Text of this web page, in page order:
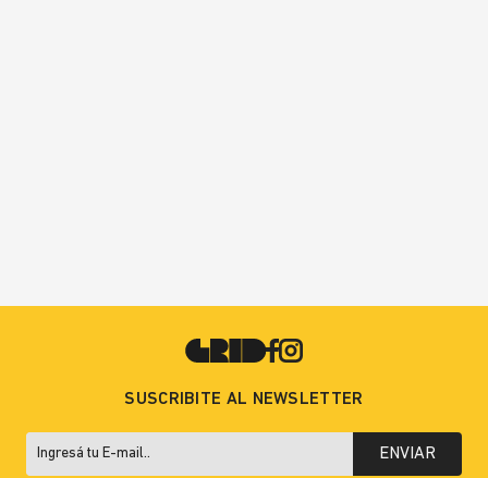
SUSCRIBITE AL NEWSLETTER
ENVIAR